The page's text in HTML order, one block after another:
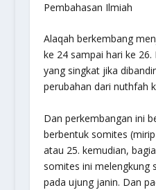
Pembahasan Ilmiah
Alaqah berkembang
ke 24 sampai hari ke
yang singkat jika
perubahan dari nuthfah
Dan perkembangan ini
berbentuk somites
atau 25. kemudian,
somites ini melengkung
pada ujung janin. Dan